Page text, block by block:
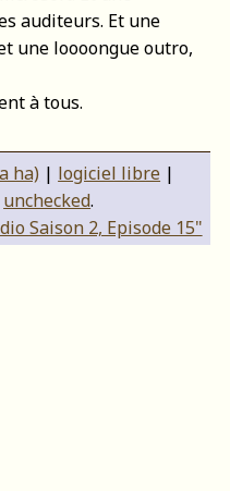
auditeurs. Et une
une loooongue outro,
à tous.
ha) | logiciel libre |
unchecked.
Saison 2, Episode 15"